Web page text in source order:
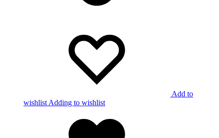
Add to
wishlist Adding to wishlist